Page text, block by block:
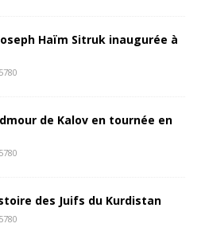
Haïm Sitruk inaugurée à
de Kalov en tournée en
des Juifs du Kurdistan